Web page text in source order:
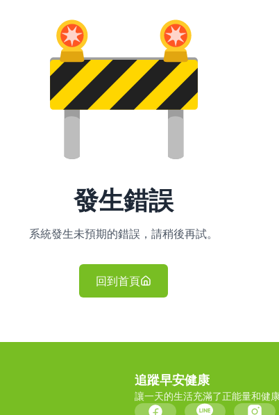
發生錯誤
系統發生未預期的錯誤，請稍後再試。
回到首頁
追蹤早安健康
讓一天的生活充滿了正能量和健